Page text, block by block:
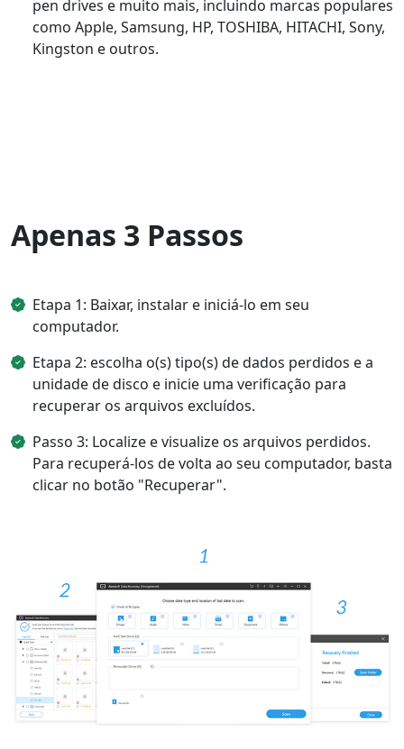
pen drives e muito mais, incluindo marcas populares
como Apple, Samsung, HP, TOSHIBA, HITACHI, Sony,
Kingston e outros.
Apenas 3 Passos
Etapa 1: Baixar, instalar e iniciá-lo em seu
computador.
Etapa 2: escolha o(s) tipo(s) de dados perdidos e a
unidade de disco e inicie uma verificação para
recuperar os arquivos excluídos.
Passo 3: Localize e visualize os arquivos perdidos.
Para recuperá-los de volta ao seu computador, basta
clicar no botão "Recuperar".